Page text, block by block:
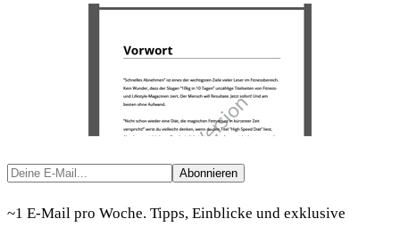
Abonnieren
~1 E-Mail pro Woche. Tipps, Einblicke und exklusive